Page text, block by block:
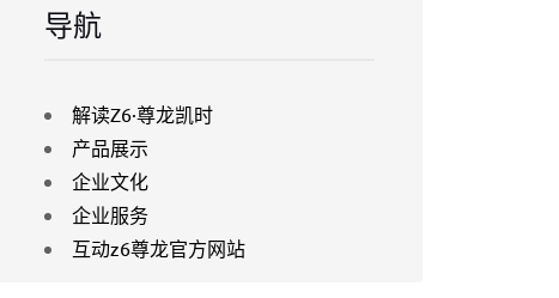
导航
解读Z6·尊龙凯时
产品展示
企业文化
企业服务
互动z6尊龙官方网站